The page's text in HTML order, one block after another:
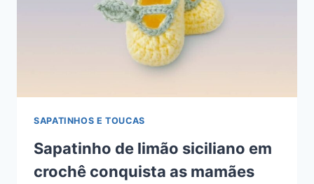
SAPATINHOS E TOUCAS
Sapatinho de limão siciliano em
crochê conquista as mamães